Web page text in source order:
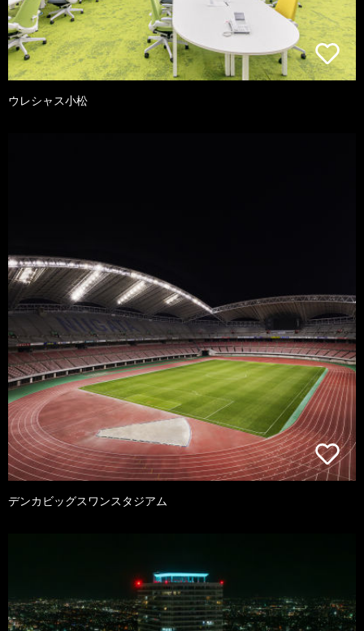
ウレシャス小松
デンカビッグスワンスタジアム